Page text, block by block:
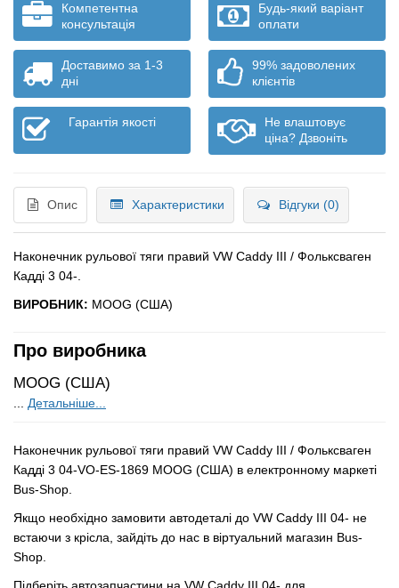
Компетентна
консультація
Будь-який варіант
оплати
Доставимо за 1-3
дні
99% задоволених
клієнтів
Гарантія якості
Не влаштовує
ціна? Дзвоніть
Опис Характеристики Відгуки (0)
Наконечник рульової тяги правий VW Caddy III / Фольксваген
Кадді 3 04-.
ВИРОБНИК: MOOG (США)
Про виробника
MOOG (США)
Детальніше...
Наконечник рульової тяги правий VW Caddy III / Фольксваген
Кадді 3 04-VO-ES-1869 MOOG (США) в електронному маркеті
Bus-Shop.
Якщо необхідно замовити автодеталі до VW Caddy III 04- не
встаючи з крісла, зайдіть до нас в віртуальний магазин Bus-
Shop.